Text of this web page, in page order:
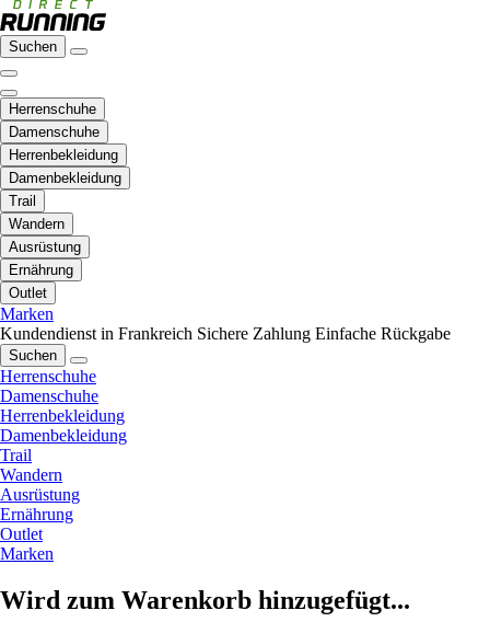
Suchen
Herrenschuhe
Damenschuhe
Herrenbekleidung
Damenbekleidung
Trail
Wandern
Ausrüstung
Ernährung
Outlet
Marken
Kundendienst in Frankreich Sichere Zahlung Einfache Rückgabe
Suchen
Herrenschuhe
Damenschuhe
Herrenbekleidung
Damenbekleidung
Trail
Wandern
Ausrüstung
Ernährung
Outlet
Marken
Wird zum Warenkorb hinzugefügt...